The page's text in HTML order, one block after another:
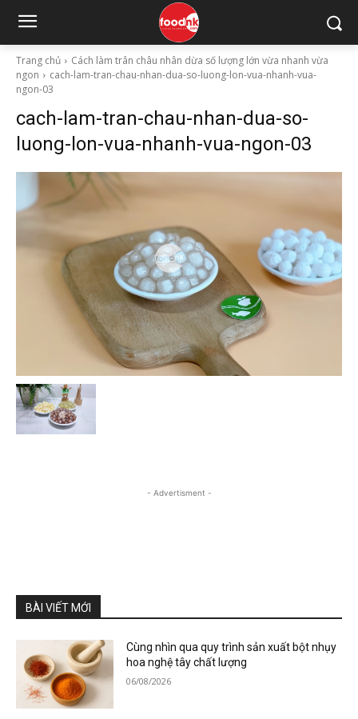
Trang chủ
Cách làm trân châu nhân dừa số lượng lớn vừa nhanh vừa
ngon
cach-lam-tran-chau-nhan-dua-so-luong-lon-vua-nhanh-vua-
ngon-03
cach-lam-tran-chau-nhan-dua-so-
luong-lon-vua-nhanh-vua-ngon-03
- Advertisment -
BÀI VIẾT MỚI
Cùng nhìn qua quy trình sản xuất bột nhụy
hoa nghệ tây chất lượng
06/08/2026